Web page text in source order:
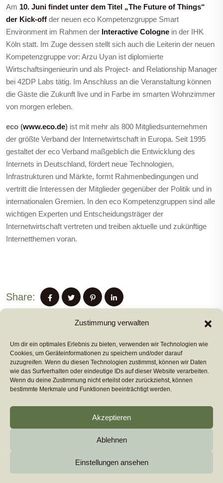
Zustimmung verwalten
Um dir ein optimales Erlebnis zu bieten, verwenden wir Technologien wie
Cookies, um Geräteinformationen zu speichern und/oder darauf
zuzugreifen. Wenn du diesen Technologien zustimmst, können wir Daten
wie das Surfverhalten oder eindeutige IDs auf dieser Website verarbeiten.
Wenn du deine Zustimmung nicht erteilst oder zurückziehst, können
bestimmte Merkmale und Funktionen beeinträchtigt werden.
Akzeptieren
Ablehnen
Einstellungen ansehen
Am 10. Juni findet unter dem Titel „The Future of Things“
der Kick-off der neuen eco Kompetenzgruppe Smart
Environment im Rahmen der Interactive Cologne in der IHK
Köln statt. Im Zuge dessen stellt sich auch die Leiterin der neuen
Kompetenzgruppe vor: Arzu Uyan ist diplomierte
Wirtschaftsingenieurin und als Project- and Relationship Manager
bei 42DP Labs tätig. Im Anschluss an die Veranstaltung können
die Gäste die Zukunft live und in Farbe im smarten Wohnzimmer
von morgen erleben.
eco (www.eco.de) ist mit mehr als 800 Mitgliedsunternehmen
der größte Verband der Internetwirtschaft in Europa. Seit 1995
gestaltet der eco Verband maßgeblich die Entwicklung des
Internets in Deutschland, fördert neue Technologien,
Infrastrukturen und Märkte, formt Rahmenbedingungen und
vertritt die Interessen der Mitglieder gegenüber der Politik und in
internationalen Gremien. In den eco Kompetenzgruppen sind alle
wichtigen Experten und Entscheidungsträger der
Internetwirtschaft vertreten und treiben aktuelle und zukünftige
Internetthemen voran.
Share:
PREVIUS POST
NEXT POST
euromarcomAll Rights Reserved by